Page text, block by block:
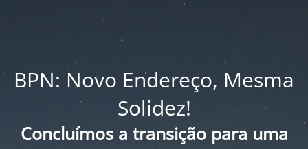
BPN: Novo Endereço, Mesma
Solidez!
Concluímos a transição para uma